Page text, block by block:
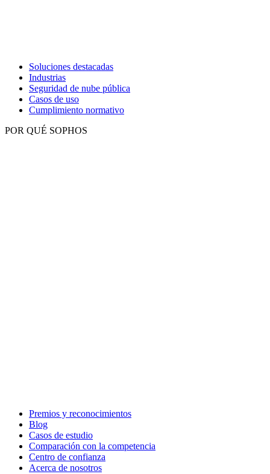
Soluciones destacadas
Industrias
Seguridad de nube pública
Casos de uso
Cumplimiento normativo
POR QUÉ SOPHOS
Premios y reconocimientos
Blog
Casos de estudio
Comparación con la competencia
Centro de confianza
Acerca de nosotros